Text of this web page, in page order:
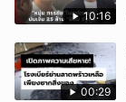
10:16
00:29